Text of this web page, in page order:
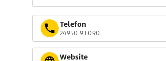
Telefon
24950 93 090
Website